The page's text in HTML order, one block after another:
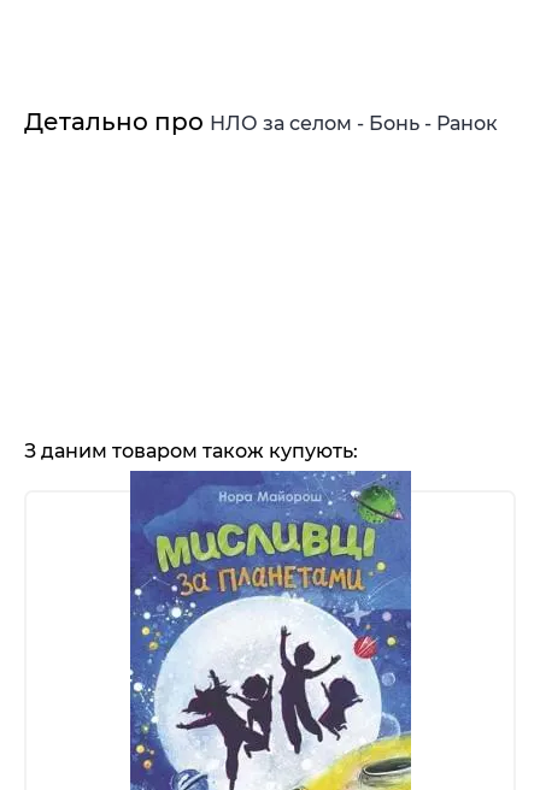
Детально про НЛО за селом - Бонь - Ранок
З даним товаром також купують: